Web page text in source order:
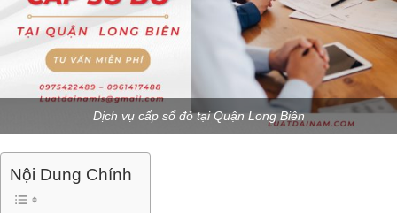
Dịch vụ cấp sổ đỏ tại Quận Long Biên
Nội Dung Chính